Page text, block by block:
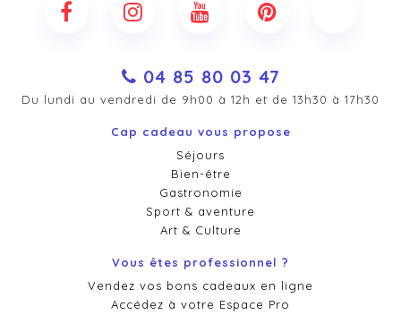
04 85 80 03 47
Du lundi au vendredi de 9h00 à 12h et de 13h30 à 17h30
Cap cadeau vous propose
Séjours
Bien-être
Gastronomie
Sport & aventure
Art & Culture
Vous êtes professionnel ?
Vendez vos bons cadeaux en ligne
Accédez à votre Espace Pro